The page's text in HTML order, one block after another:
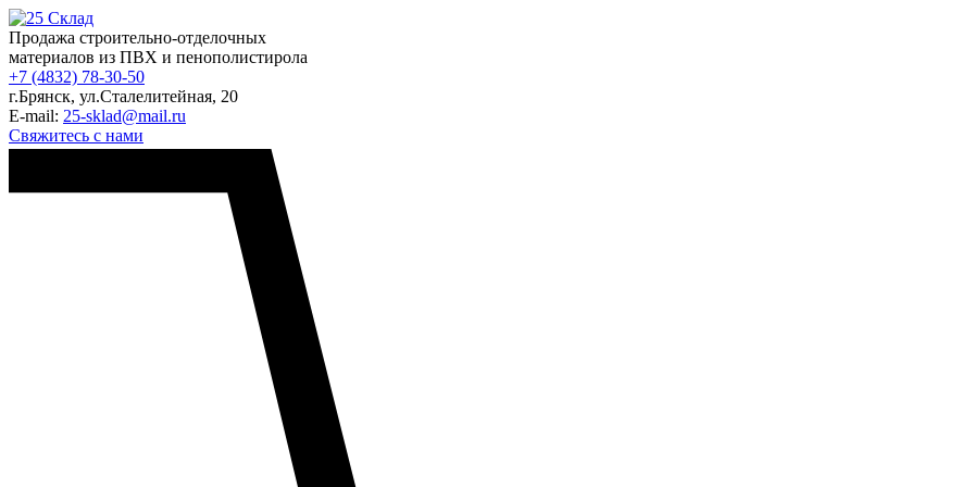
Продажа строительно-отделочных
материалов из ПВХ и пенополистирола
+7 (4832) 78-30-50
г.Брянск, ул.Сталелитейная, 20
E-mail: 25-sklad@mail.ru
Свяжитесь с нами